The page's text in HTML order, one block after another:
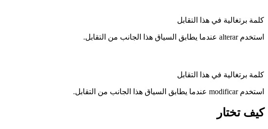
كلمة برتغالية في هذا التقابل
استخدم alterar عندما يطابق السياق هذا الجانب من التقابل.
كلمة برتغالية في هذا التقابل
استخدم modificar عندما يطابق السياق هذا الجانب من التقابل.
كيف تختار